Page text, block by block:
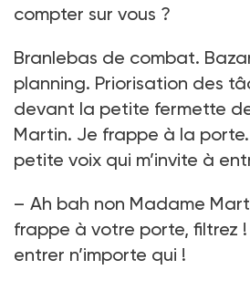
compter sur vous ?
Branlebas de combat.
planning. Priorisation des
devant la petite fermette
Martin. Je frappe à la porte.
petite voix qui m’invite à
– Ah bah non Madame
frappe à votre porte, filtrez
entrer n’importe qui !